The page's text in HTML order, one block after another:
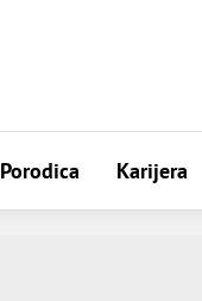
Porodica Karijera